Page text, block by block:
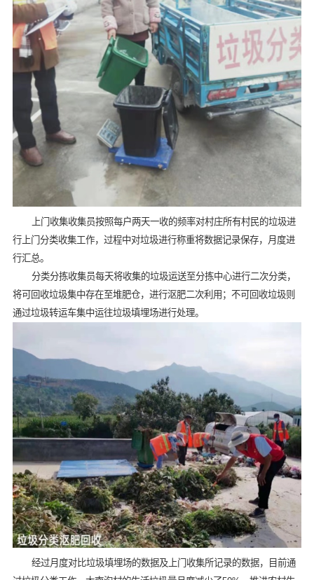
上门收集收集员按照每户两天一收的频率对村庄所有村民的垃圾进
行上门分类收集工作，过程中对垃圾进行称重将数据记录保存，月度进
行汇总。
分类分拣收集员每天将收集的垃圾运送至分拣中心进行二次分类，
将可回收垃圾集中存在至堆肥仓，进行沤肥二次利用；不可回收垃圾则
通过垃圾转运车集中运往垃圾填埋场进行处理。
经过月度对比垃圾填埋场的数据及上门收集所记录的数据，目前通